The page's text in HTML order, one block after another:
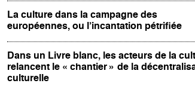
La culture dans la campagne des
européennes, ou l’incantation pétrifiée
Dans un Livre blanc, les acteurs de la
relancent le « chantier » de la
culturelle